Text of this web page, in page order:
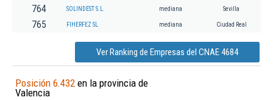
764 SOLINDEST S.L. mediana Sevilla
765 FIHERFEZ SL mediana Ciudad Real
Ver Ranking de Empresas del CNAE 4684
Posición 6.432 en la provincia de
Valencia